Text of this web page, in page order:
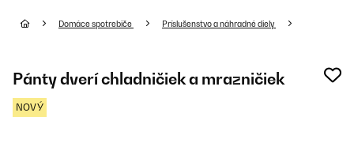
Domáce spotrebiče Príslušenstvo a náhradné diely
Pánty dverí chladničiek a mrazničiek
NOVÝ